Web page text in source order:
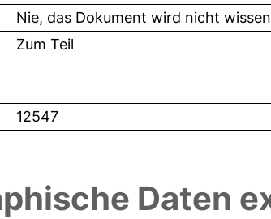
Nie, das Dokument wird nicht
Zum Teil
12547
Daten